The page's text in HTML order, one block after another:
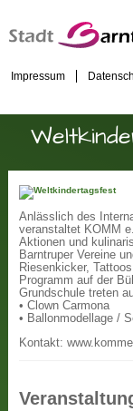
Impressum
Anlässlich des
veranstaltet KOMM
Aktionen und
Barntruper Vereine
Riesenkicker,
Programm auf der
Grundschule treten
• Clown Carmona
• Ballonmodellage /
Kontakt: